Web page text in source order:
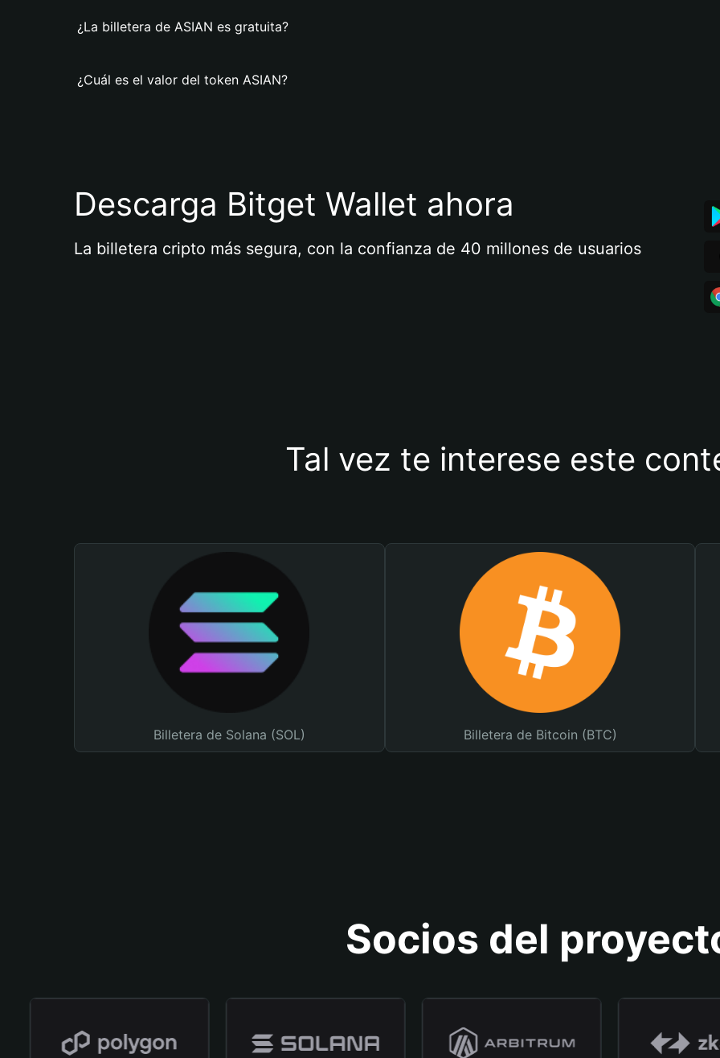
¿La billetera de ASIAN es gratuita?
¿Cuál es el valor del token ASIAN?
Descarga Bitget Wallet ahora
La billetera cripto más segura, con la confianza de 40 millones de usuarios
Tal vez te interese este
Billetera de Solana (SOL) Billetera de Bitcoin (BTC)
Socios del